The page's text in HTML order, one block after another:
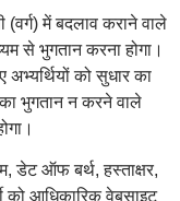
(वर्ग) में बदलाव कराने वाले
से भुगतान करना होगा।
को सुधार का
का भुगतान न करने वाले
डेट ऑफ बर्थ, हस्ताक्षर,
को आधिकारिक वेबसाइट